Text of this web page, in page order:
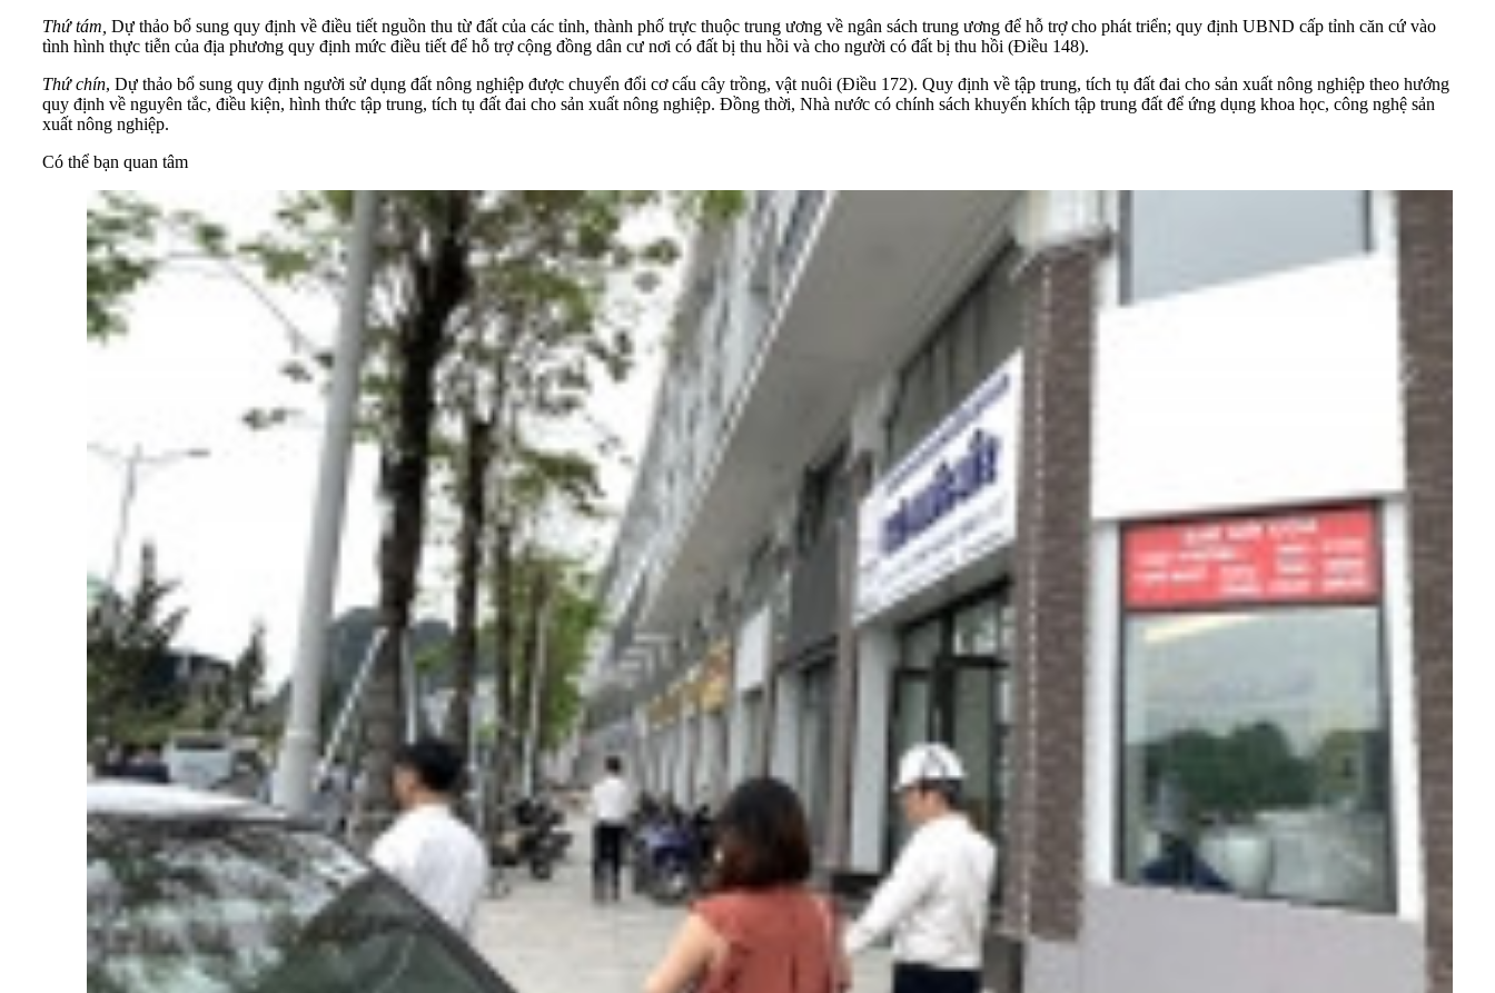
Thứ tám, Dự thảo bổ sung quy định về điều tiết nguồn thu từ đất của các tỉnh, thành phố trực thuộc trung ương về ngân sách trung ương để hỗ trợ cho phát triển; quy định UBND cấp tỉnh căn cứ vào
tình hình thực tiễn của địa phương quy định mức điều tiết để hỗ trợ cộng đồng dân cư nơi có đất bị thu hồi và cho người có đất bị thu hồi (Điều 148).
Thứ chín, Dự thảo bổ sung quy định người sử dụng đất nông nghiệp được chuyển đổi cơ cấu cây trồng, vật nuôi (Điều 172). Quy định về tập trung, tích tụ đất đai cho sản xuất nông nghiệp theo hướng
quy định về nguyên tắc, điều kiện, hình thức tập trung, tích tụ đất đai cho sản xuất nông nghiệp. Đồng thời, Nhà nước có chính sách khuyến khích tập trung đất để ứng dụng khoa học, công nghệ sản
xuất nông nghiệp.
Có thể bạn quan tâm